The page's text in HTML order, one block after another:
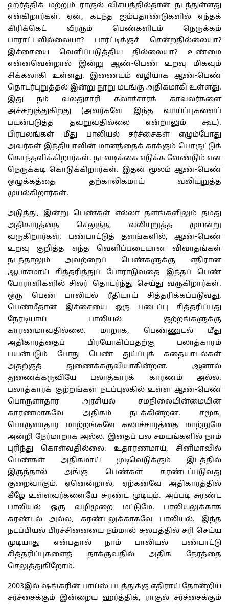
ஹர்த்திக் மற்றும் ராகுல் விசயத்தில்தான் நடந்துள்ளது
என்கிறார்கள். ஏன், கடந்த ஐம்பதாண்டுகளில் எந்தக்
கிரிக்கெட் வீரரும் பெண்களிடம் நெருக்கம்
பாராட்டவில்லையா? பார்ட்டிக்குச் சென்றதில்லையா?
இச்சையை வெளிப்படுத்திய தில்லையா? உண்மை
என்னவென்றால் இன்று ஆண்-பெண் உறவு மிகவும்
சிக்கலாகி உள்ளது. இணையம் வழியாக ஆண்-பெண்
தொடர்புறுத்தல் இன்று நூறு மடங்கு அதிகமாகி உள்ளது.
இது நம் வலதுசாரி கலாச்சாரக் காவலர்களை
அச்சுறுத்துகிறது (அவர்களே இந்த வாய்ப்புகளைப்
பயன்படுத்த தவறுவதில்லை என்றாலும் கூட).
பிரபலங்கள் மீது பாலியல் சர்ச்சைகள் எழும்போது
அவர்கள் இந்தியாவின் மானத்தைக் காக்கும் பொருட்டுக்
கொந்தளிக்கிறார்கள். நடவடிக்கை எடுக்க வேண்டும் என
நெருக்கடி கொடுக்கிறார்கள். இதன் மூலம் ஆண்-பெண்
ஒழுக்கத்தை தற்காலிகமாய் வலியுறுத்த
முயல்கிறார்கள்.
அடுத்து, இன்று பெண்கள் எல்லா தளங்களிலும் தமது
அதிகாரத்தை செலுத்த, வலியுறுத்த முயன்று
வருகிறார்கள். பண்பாட்டுத் தளங்களில், ஆண்-பெண்
உறவு குறித்த எந்த வெளிப்படையான விவாதங்கள்
நடந்தாலும் அவற்றைப் பெண்களுக்கு எதிரான
ஆபாசமாய் சித்தரித்துப் போராடுவதை இந்தப் பெண்
போராளிகளில் சிலர் தொடர்ந்து செய்து வருகிறார்கள்.
ஒரு பெண் பாலியல் ரீதியாய் சித்தரிக்கப்படுவது,
பெண்மீதான இச்சையை ஒரு படைப்பு சித்தரிப்பது
நேரடியாய் பாலியல் குற்றங்களுக்கு
காரணமாவதில்லை. மாறாக, பெண்ணுடல் மீது
அதிகாரத்தைப் பிரயோகிப்பதற்கு பலாத்காரம்
பயன்படும் போது பெண் துய்ப்புக் கதையாடல்கள்
அதற்குத் துணைக்கருவியாகின்றன. ஆனால்
துணைக்கருவியே பலாத்காரக் காரணம் அல்ல.
பலாத்காரக் குற்றங்கள் நடப்புலகில் உள்ள ஆண்-பெண்
பொருளாதார அரசியல் சமநிலையின்மையின்
காரணமாகவே அதிகம் நடக்கின்றன. சமூக,
பொருளாதார மாற்றங்களே கலாச்சாரத்தை மாற்றுமே
அன்றி நேர்மாறாக அல்ல. இதைப் பல சமயங்களில் நாம்
புரிந்து கொள்வதில்லை. உதாரணமாய், சினிமாவில்
பெண்கள் அதிகமாய் முடிவெடுக்கும் இடத்தில்
இருந்தால் அங்கு பெண்கள் சுரண்டப்படுவது
குறைவாகும். ஏனென்றால், ஏற்கனவே அதிகாரத்தில்
கீழே உள்ளவர்களையே சுரண்ட முடியும். அப்படி சுரண்ட
பாலியல் ஒரு வழிமுறை மட்டுமே. பாலியலுக்காக
சுரண்டல் அல்ல, சுரண்டலுக்காகவே பாலியல். இந்த
நடப்பியல் பிரச்சினையை நம்மால் சுலபத்தில் சரி செய்ய
முடியாது என்பதால் நாம் பாலியல் பண்பாட்டு
சித்தரிப்புகளைத் தாக்குவதில் அதிக நேரத்தை
செலுத்துகிறோம்.
2003இல் ஷங்கரின் பாய்ஸ் படத்துக்கு எதிராய் தோன்றிய
சர்ச்சைக்கும் இன்றைய ஹர்த்திக், ராகுல் சர்ச்சைக்கும்